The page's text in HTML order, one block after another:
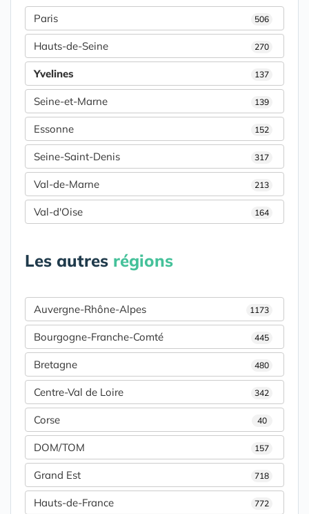
Paris 506
Hauts-de-Seine 270
Yvelines 137
Seine-et-Marne 139
Essonne 152
Seine-Saint-Denis 317
Val-de-Marne 213
Val-d'Oise 164
Les autres régions
Auvergne-Rhône-Alpes 1173
Bourgogne-Franche-Comté 445
Bretagne 480
Centre-Val de Loire 342
Corse 40
DOM/TOM 157
Grand Est 718
Hauts-de-France 772